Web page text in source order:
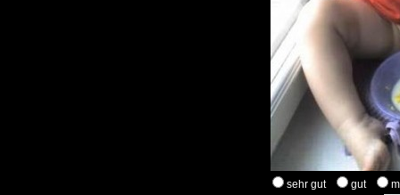
sehr gut gut